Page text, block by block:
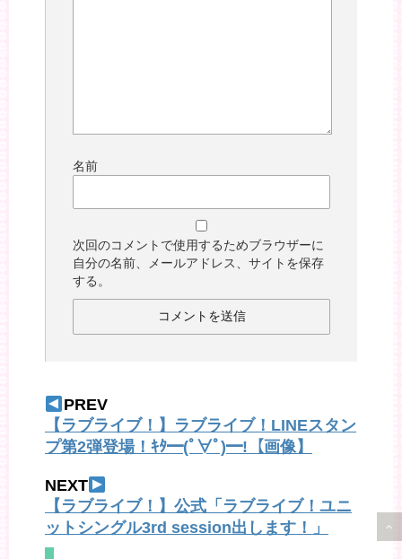
名前
次回のコメントで使用するためブラウザーに
自分の名前、メールアドレス、サイトを保存
する。
PREV
【ラブライブ！】ラブライブ！LINEスタン
プ第2弾登場！ｷﾀ━(ﾟ∀ﾟ)━!【画像】
NEXT
【ラブライブ！】公式「ラブライブ！ユニ
ットシングル3rd session出します！」